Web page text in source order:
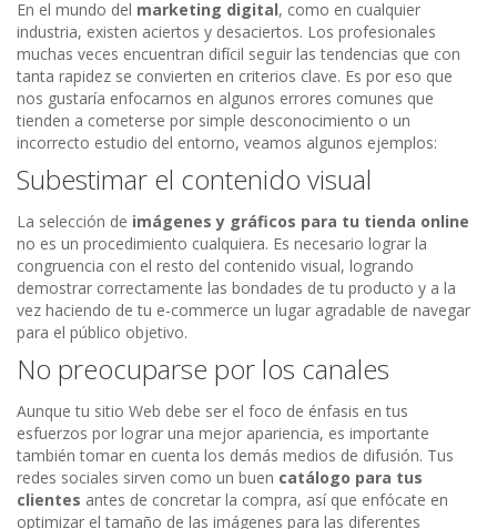
En el mundo del marketing digital, como en cualquier
industria, existen aciertos y desaciertos. Los profesionales
muchas veces encuentran difícil seguir las tendencias que con
tanta rapidez se convierten en criterios clave. Es por eso que
nos gustaría enfocarnos en algunos errores comunes que
tienden a cometerse por simple desconocimiento o un
incorrecto estudio del entorno, veamos algunos ejemplos:
Subestimar el contenido visual
La selección de imágenes y gráficos para tu tienda online
no es un procedimiento cualquiera. Es necesario lograr la
congruencia con el resto del contenido visual, logrando
demostrar correctamente las bondades de tu producto y a la
vez haciendo de tu e-commerce un lugar agradable de navegar
para el público objetivo.
No preocuparse por los canales
Aunque tu sitio Web debe ser el foco de énfasis en tus
esfuerzos por lograr una mejor apariencia, es importante
también tomar en cuenta los demás medios de difusión. Tus
redes sociales sirven como un buen catálogo para tus
clientes antes de concretar la compra, así que enfócate en
optimizar el tamaño de las imágenes para las diferentes